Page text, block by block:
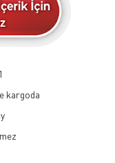
kargoda